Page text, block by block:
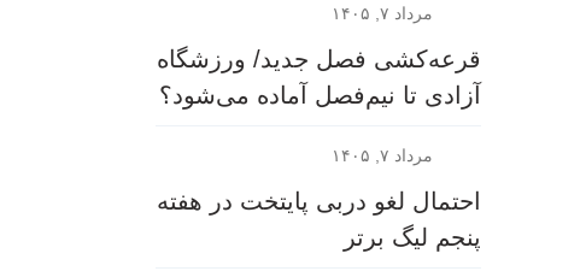
مرداد ۷, ۱۴۰۵
قرعه‎‌کشی فصل جدید/ ورزشگاه
آزادی تا نیم‌فصل آماده می‌شود؟
مرداد ۷, ۱۴۰۵
احتمال لغو دربی پایتخت در هفته
پنجم لیگ برتر